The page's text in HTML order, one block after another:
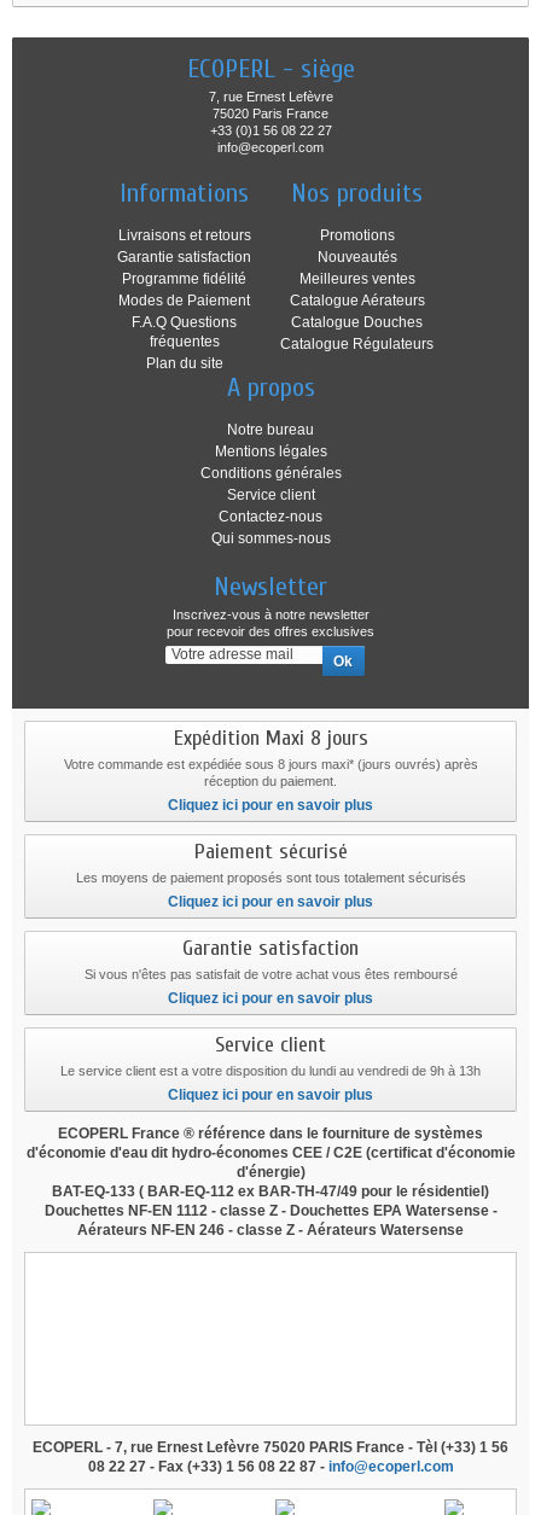
ECOPERL - siège
7, rue Ernest Lefèvre
75020 Paris France
+33 (0)1 56 08 22 27
info@ecoperl.com
Informations
Livraisons et retours
Garantie satisfaction
Programme fidélité
Modes de Paiement
F.A.Q Questions
fréquentes
Plan du site
Nos produits
Promotions
Nouveautés
Meilleures ventes
Catalogue Aérateurs
Catalogue Douches
Catalogue Régulateurs
A propos
Notre bureau
Mentions légales
Conditions générales
Service client
Contactez-nous
Qui sommes-nous
Newsletter
Inscrivez-vous à notre newsletter
pour recevoir des offres exclusives
Expédition Maxi 8 jours
Votre commande est expédiée sous 8 jours maxi* (jours ouvrés) après
réception du paiement.
Cliquez ici pour en savoir plus
Paiement sécurisé
Les moyens de paiement proposés sont tous totalement sécurisés
Cliquez ici pour en savoir plus
Garantie satisfaction
Si vous n'êtes pas satisfait de votre achat vous êtes remboursé
Cliquez ici pour en savoir plus
Service client
Le service client est a votre disposition du lundi au vendredi de 9h à 13h
Cliquez ici pour en savoir plus
ECOPERL France ® référence dans le fourniture de systèmes
d'économie d'eau dit hydro-économes CEE / C2E (certificat d'économie
d'énergie)
BAT-EQ-133 ( BAR-EQ-112 ex BAR-TH-47/49 pour le résidentiel)
Douchettes NF-EN 1112 - classe Z - Douchettes EPA Watersense -
Aérateurs NF-EN 246 - classe Z - Aérateurs Watersense
ECOPERL - 7, rue Ernest Lefèvre 75020 PARIS France - Tèl (+33) 1 56
08 22 27 - Fax (+33) 1 56 08 22 87 - info@ecoperl.com